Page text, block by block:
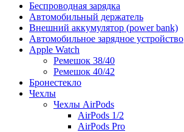
Беспроводная зарядка
Автомобильный держатель
Внешний аккумулятор (power bank)
Автомобильное зарядное устройство
Apple Watch
Ремешок 38/40
Ремешок 40/42
Бронестекло
Чехлы
Чехлы AirPods
AirPods 1/2
AirPods Pro